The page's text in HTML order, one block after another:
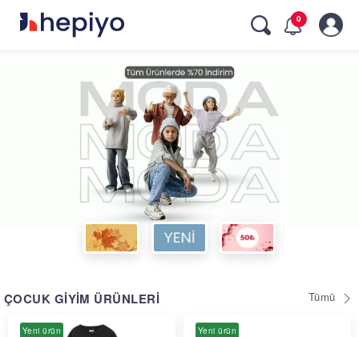
Skip
0
ÇOCUK GİYİM ÜRÜNLERİ Tümü
Yeni ürün Yeni ürün